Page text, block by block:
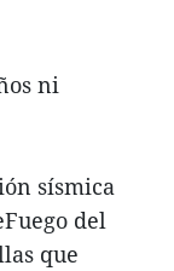
ni
sísmica
del
que